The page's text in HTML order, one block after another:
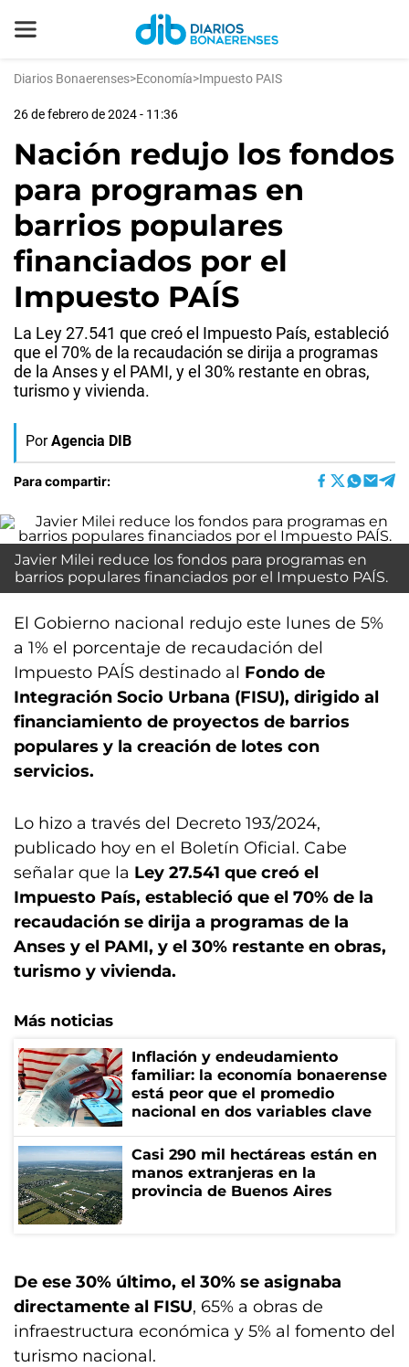
Diarios Bonaerenses>Economía>Impuesto PAIS
26 de febrero de 2024 - 11:36
Nación redujo los fondos
para programas en
barrios populares
financiados por el
Impuesto PAÍS
La Ley 27.541 que creó el Impuesto País, estableció
que el 70% de la recaudación se dirija a programas
de la Anses y el PAMI, y el 30% restante en obras,
turismo y vivienda.
Por Agencia DIB
Para compartir:
Javier Milei reduce los fondos para programas en
barrios populares financiados por el Impuesto PAÍS.
El Gobierno nacional redujo este lunes de 5%
a 1% el porcentaje de recaudación del
Impuesto PAÍS destinado al Fondo de
Integración Socio Urbana (FISU), dirigido al
financiamiento de proyectos de barrios
populares y la creación de lotes con
servicios.
Lo hizo a través del Decreto 193/2024,
publicado hoy en el Boletín Oficial. Cabe
señalar que la Ley 27.541 que creó el
Impuesto País, estableció que el 70% de la
recaudación se dirija a programas de la
Anses y el PAMI, y el 30% restante en obras,
turismo y vivienda.
Más noticias
Inflación y endeudamiento
familiar: la economía bonaerense
está peor que el promedio
nacional en dos variables clave
Casi 290 mil hectáreas están en
manos extranjeras en la
provincia de Buenos Aires
De ese 30% último, el 30% se asignaba
directamente al FISU, 65% a obras de
infraestructura económica y 5% al fomento del
turismo nacional.